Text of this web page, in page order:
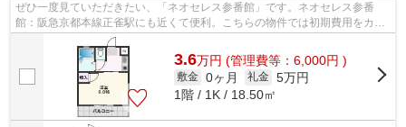
ぜひ一度見ていただきたい、「ネオセレス参番館」です。ネオセレス参番
館：阪急京都本線正雀駅にも近くて便利。こちらの物件では初期費用をカー
ドでお支払いいただけます。強度、耐震...
3.6万円 (管理費等：6,000円 )
敷金 0ヶ月 礼金 5万円
1階 / 1K / 18.50㎡